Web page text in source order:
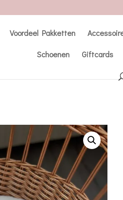
Voordeel Pakketten
Schoenen Giftcards